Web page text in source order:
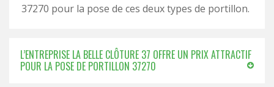
37270 pour la pose de ces deux types de portillon.
L’ENTREPRISE LA BELLE CLÔTURE 37 OFFRE UN PRIX ATTRACTIF
POUR LA POSE DE PORTILLON 37270